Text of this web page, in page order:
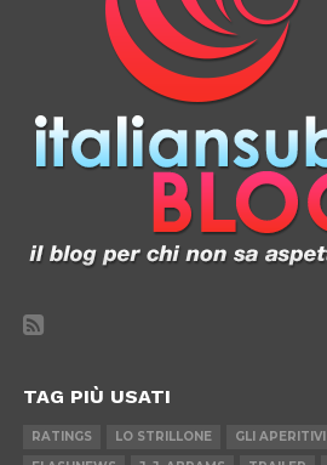
TAG PIÙ USATI
RATINGS LO STRILLONE GLI APERITIVI